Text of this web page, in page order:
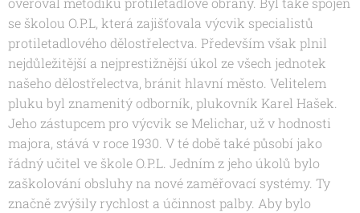
se školou O.P.L, která zajišťovala výcvik specialistů
protiletadlového dělostřelectva. Především však plnil
nejdůležitější a nejprestižnější úkol ze všech jednotek
našeho dělostřelectva, bránit hlavní město. Velitelem
pluku byl znamenitý odborník, plukovník Karel Hašek.
Jeho zástupcem pro výcvik se Melichar, už v hodnosti
majora, stává v roce 1930. V té době také působí jako
řádný učitel ve škole O.P.L. Jedním z jeho úkolů bylo
zaškolování obsluhy na nové zaměřovací systémy. Ty
značně zvýšily rychlost a účinnost palby. Aby bylo